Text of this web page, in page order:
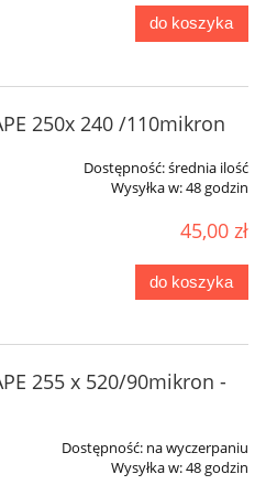
do koszyka
250x 240 /110mikron
Dostępność:średnia ilość
Wysyłka w:48 godzin
45,00 zł
do koszyka
255 x 520/90mikron -
Dostępność: na wyczerpaniu
Wysyłka w:48 godzin